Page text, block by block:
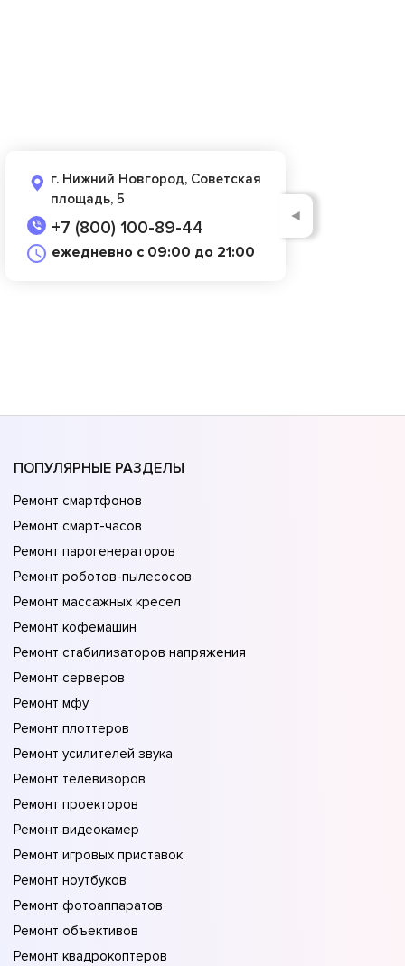
г. Нижний Новгород, Советская
площадь, 5
+7 (800) 100-89-44
ежедневно с 09:00 до 21:00
◄
ПОПУЛЯРНЫЕ РАЗДЕЛЫ
Ремонт смартфонов
Ремонт смарт-часов
Ремонт парогенераторов
Ремонт роботов-пылесосов
Ремонт массажных кресел
Ремонт кофемашин
Ремонт стабилизаторов напряжения
Ремонт серверов
Ремонт мфу
Ремонт плоттеров
Ремонт усилителей звука
Ремонт телевизоров
Ремонт проекторов
Ремонт видеокамер
Ремонт игровых приставок
Ремонт ноутбуков
Ремонт фотоаппаратов
Ремонт объективов
Ремонт квадрокоптеров